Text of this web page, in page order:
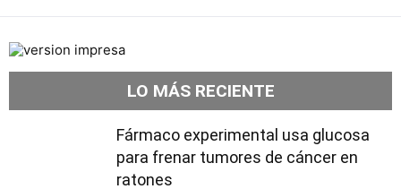
LO MÁS RECIENTE
Fármaco experimental usa glucosa
para frenar tumores de cáncer en
ratones